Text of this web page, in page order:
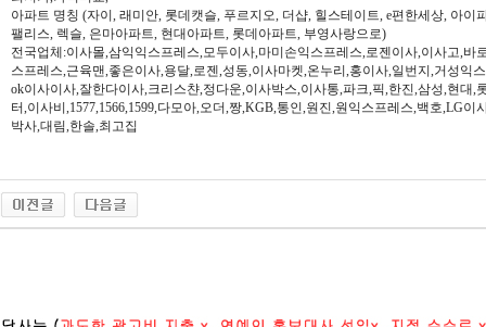
아파트 명칭 (자이, 래미안, 롯데캣슬, 푸르지오, 더샵, 힐스테이트, e편한세상, 아이
팰리스, 렉슬, 은마아파트, 현대아파트, 롯데아파트, 부영사랑으로)
전국업체:이사몰,삼익익스프레스,모두이사,마미손익스프레스,로젠이사,이사고,바
스프레스,근육맨,좋은이사,용달,로젠,성동,이사마켓,온누리,홍이사,일번지,거성익
ok이사이사,잘한다이사,크리스챤,정다운,이사박스,이사통,파크,픽,한진,삼성,현대,
터,이사비,1577,1566,1599,다모아,오더,짱,KGB,통인,원진,원익스프레스,백호,LG
박사,대림,한솔,최고집